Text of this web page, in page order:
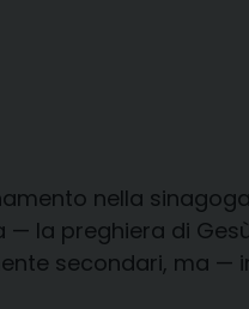
nella
— la preghiera di
secondari, ma —